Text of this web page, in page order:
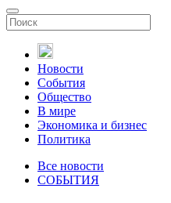
Новости
События
Общество
В мире
Экономика и бизнес
Политика
Все новости
СОБЫТИЯ